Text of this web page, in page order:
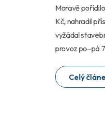
Moravě
Kč, nahradil
vyžádal
provoz po–pá
Celý